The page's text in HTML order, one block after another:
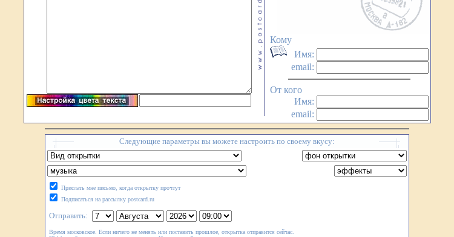
Кому
Имя:
email:
От кого
Имя:
email:
Следующие параметры вы можете настроить по своему вкусу:
Прислать мне письмо, когда открытку прочтут
Подписаться на рассылку postcard.ru
Отправить:
Время московское. Если ничего не менять или поставить прошлое, открытка отправится сейчас.